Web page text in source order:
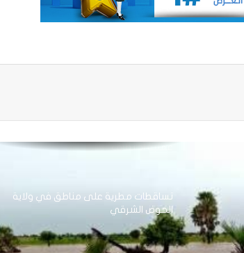
تساقطات مطرية على أربع
عملية اختطاف
تساقطات مطرية على مناطق في ولاية
الحوض الشرقي